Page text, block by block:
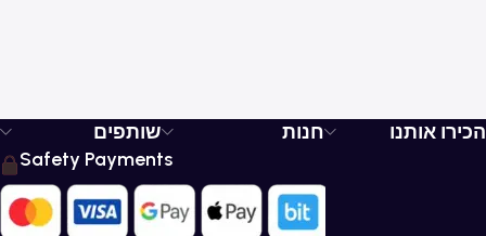
הכירו אותנו חנות
שותפים
Safety Payments